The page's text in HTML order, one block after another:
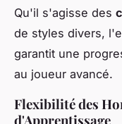
Qu'il s'agisse des
de styles divers,
garantit une
au joueur avancé.
Flexibilité des
d'Apprentissage